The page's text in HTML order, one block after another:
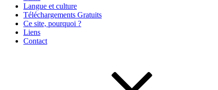
Langue et culture
Téléchargements Gratuits
Ce site, pourquoi ?
Liens
Contact